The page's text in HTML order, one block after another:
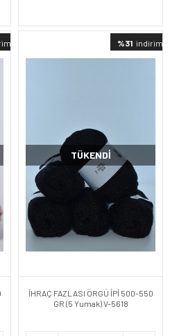
%31 indirimli
TÜKENDI
İHRAÇ FAZLASI ÖRGÜ İPİ 500-550
GR (5 Yumak) V-5618